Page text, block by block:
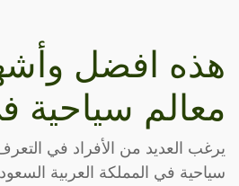
معالم سياحية